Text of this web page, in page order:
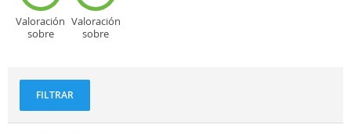
Valoración
sobre
Valoración
sobre
FILTRAR